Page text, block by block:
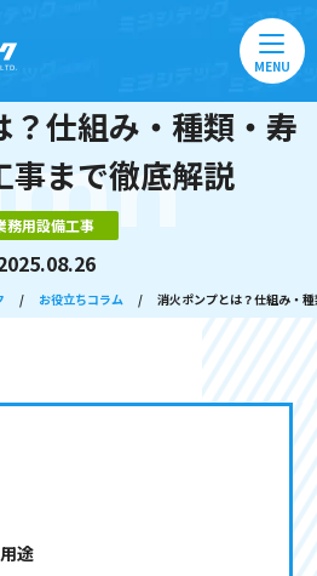
MENU
？仕組み・種類・寿
事まで徹底解説
務用設備工事
/ お役立ちコラム / 消火ポンプとは？仕組み・
途